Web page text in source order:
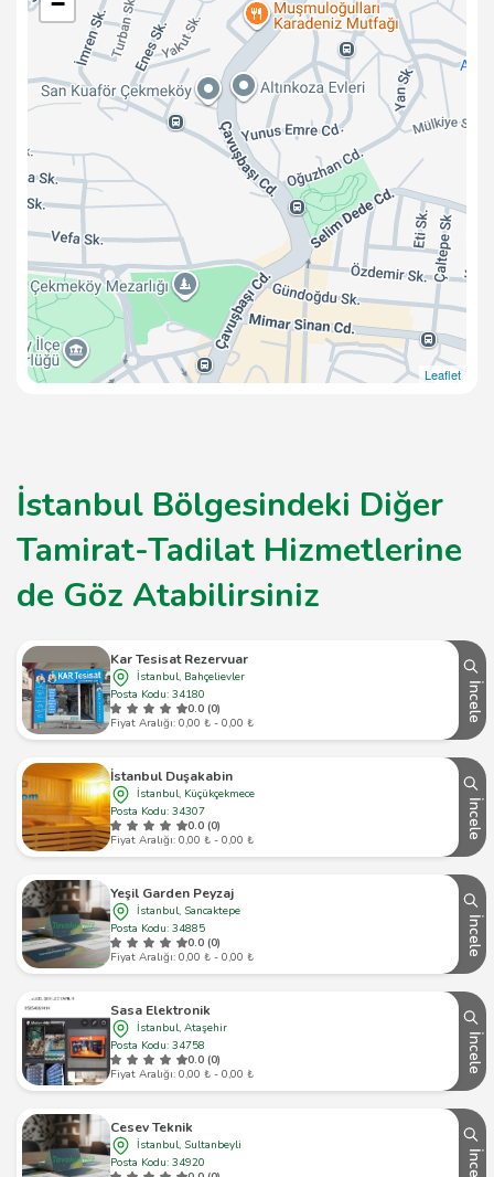
Leaflet
İstanbul Bölgesindeki Diğer
Tamirat-Tadilat Hizmetlerine
de Göz Atabilirsiniz
Kar Tesisat Rezervuar
İstanbul, Bahçelievler
Posta Kodu: 34180
0.0 (0)
Fiyat Aralığı: 0,00 ₺ - 0,00 ₺
İncele
İstanbul Duşakabin
İstanbul, Küçükçekmece
Posta Kodu: 34307
0.0 (0)
Fiyat Aralığı: 0,00 ₺ - 0,00 ₺
İncele
Yeşil Garden Peyzaj
İstanbul, Sancaktepe
Posta Kodu: 34885
0.0 (0)
Fiyat Aralığı: 0,00 ₺ - 0,00 ₺
İncele
Sasa Elektronik
İstanbul, Ataşehir
Posta Kodu: 34758
0.0 (0)
Fiyat Aralığı: 0,00 ₺ - 0,00 ₺
İncele
Cesev Teknik
İstanbul, Sultanbeyli
Posta Kodu: 34920